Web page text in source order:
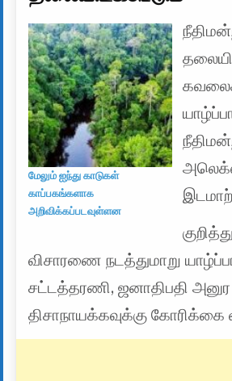
மேலும் ஐந்து காடுகள்
காப்பகங்களாக
அறிவிக்கப்படவுள்ளன
விசாரணை நடத்துமாறு
சட்டத்தரணி, ஜனாதிபதி அனுர
திசாநாயக்கவுக்கு கோரிக்கை